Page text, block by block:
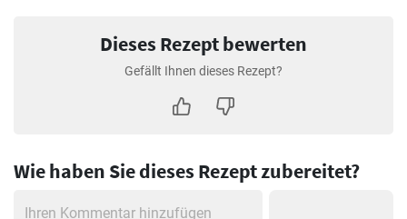
Dieses Rezept bewerten
Gefällt Ihnen dieses Rezept?
Wie haben Sie dieses Rezept zubereitet?